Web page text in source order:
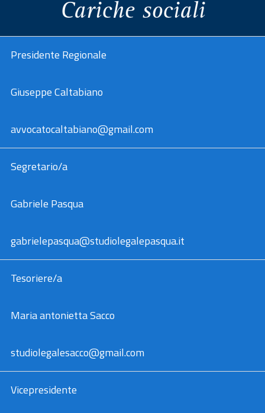
Cariche sociali
Presidente Regionale
Giuseppe Caltabiano
avvocatocaltabiano@gmail.com
Segretario/a
Gabriele Pasqua
gabrielepasqua@studiolegalepasqua.it
Tesoriere/a
Maria antonietta Sacco
studiolegalesacco@gmail.com
Vicepresidente